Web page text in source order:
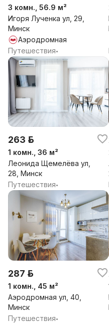
3 комн., 56.9 м²
Игоря Лученка ул, 29,
Минск
Аэродромная
Путешествия•
263 р.
1 комн., 36 м²
Леонида Щемелёва ул,
28, Минск
Путешествия•
287 р.
1 комн., 45 м²
Аэродромная ул, 40,
Минск
Путешествия•